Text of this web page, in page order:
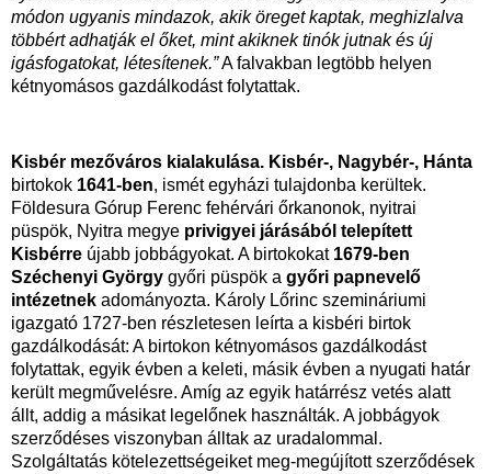
módon ugyanis mindazok, akik öreget kaptak, meghizlalva
többért adhatják el őket, mint akiknek tinók jutnak és új
igásfogatokat, létesítenek.”A falvakban legtöbb helyen
kétnyomásos gazdálkodást folytattak.
Kisbér mezőváros kialakulása. Kisbér-, Nagybér-, Hánta
birtokok 1641-ben, ismét egyházi tulajdonba kerültek.
Földesura Górup Ferenc fehérvári őrkanonok, nyitrai
püspök, Nyitra megye privigyei járásából telepített
Kisbérre újabb jobbágyokat. A birtokokat1679-ben
Széchenyi György győri püspök a győri papnevelő
intézetnek adományozta. Károly Lőrinc szemináriumi
igazgató 1727-ben részletesen leírta a kisbéri birtok
gazdálkodását: A birtokon kétnyomásos gazdálkodást
folytattak, egyik évben a keleti, másik évben a nyugati határ
került megművelésre. Amíg az egyik határrész vetés alatt
állt, addig a másikat legelőnek használták. A jobbágyok
szerződéses viszonyban álltak az uradalommal.
Szolgáltatás kötelezettségeiket meg-megújított szerződések